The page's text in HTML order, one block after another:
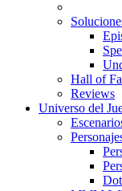
Hall of
Reviews
Universo del